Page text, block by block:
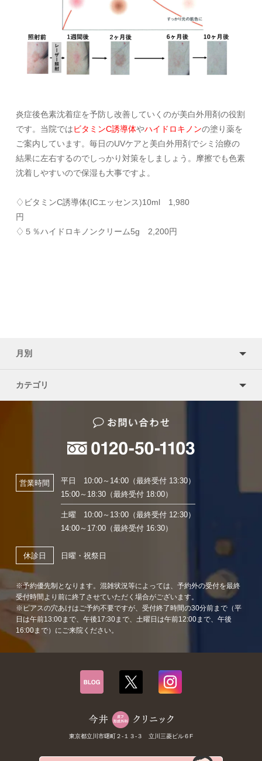
炎症後色素沈着症を予防し改善していくのが美白外用剤の役割
です。当院ではビタミンC誘導体やハイドロキノンの塗り薬を
ご案内しています。毎日のUVケアと美白外用剤でシミ治療の
結果に左右するのでしっかり対策をしましょう。摩擦でも色素
沈着しやすいので保湿も大事ですよ。
♢ビタミンC誘導体(ICエッセンス)10ml 1,980
♢５％ハイドロキノンクリーム5g 2,200円
月別
カテゴリ
営業時間
平日 10:00～14:00（最終受付 13:30）
15:00～18:30（最終受付 18:00）
土曜 10:00～13:00（最終受付 12:30）
14:00～17:00（最終受付 16:30）
休診日 日曜・祝祭日
※予約優先制となります。混雑状況等によっては、予約外の受付を最終
受付時間より前に終了させていただく場合がございます。
※ピアスの穴あけはご予約不要ですが、受付終了時間の30分前まで（平
日は午前13:00まで、午後17:30まで、土曜日は午前12:00まで、午後
16:00まで）にご来院ください。
東京都立川市曙町２-１３-３ 立川三菱ビル６F